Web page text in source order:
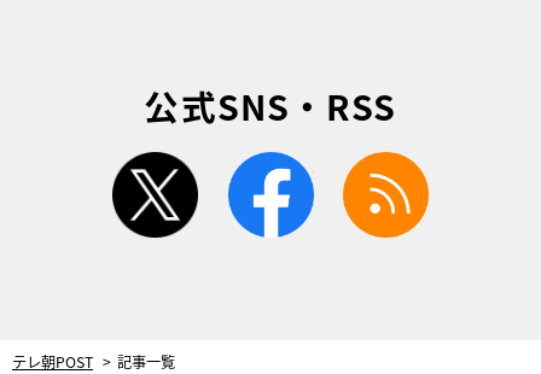
公式SNS・RSS
twitter facebook
テレ朝POST 記事一覧